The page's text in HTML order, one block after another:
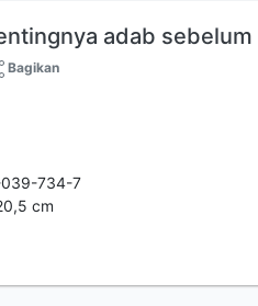
adab sebelum
Bagikan
734-7
cm